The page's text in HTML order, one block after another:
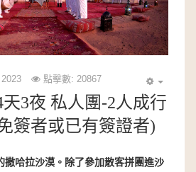
點擊數: 20867
3夜 私人團-2人成行
簽者或已有簽證者)
撒哈拉沙漠。除了參加散客拼團進沙